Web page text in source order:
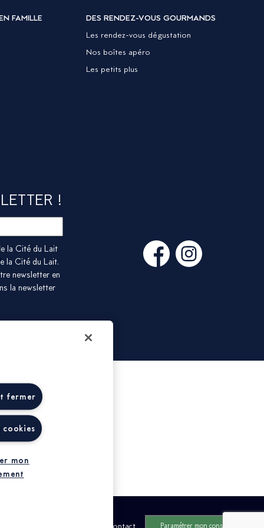
FAMILLE
DES RENDEZ-VOUS GOURMANDS
Les rendez-vous dégustation
Nos boîtes apéro
Les petits plus
!
la Cité du Lait
la Cité du Lait.
newsletter en
la newsletter
Contact Paramétrer mon consentement
fermer
cookies
mon